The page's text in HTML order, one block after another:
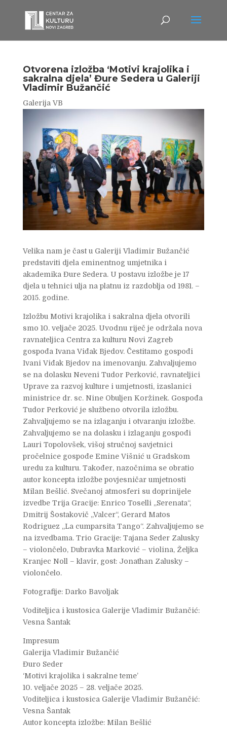
Otvorena izložba ‘Motivi krajolika i
sakralna djela’ Đure Sedera u Galeriji
Vladimir Bužančić
Galerija VB
Velika nam je čast u Galeriji Vladimir Bužančić
predstaviti djela eminentnog umjetnika i
akademika Đure Sedera. U postavu izložbe je 17
djela u tehnici ulja na platnu iz razdoblja od 1981. –
2015. godine.
Izložbu Motivi krajolika i sakralna djela otvorili
smo 10. veljače 2025. Uvodnu riječ je održala nova
ravnateljica Centra za kulturu Novi Zagreb
gospođa Ivana Viđak Bjedov. Čestitamo gospođi
Ivani Viđak Bjedov na imenovanju. Zahvaljujemo
se na dolasku Neveni Tudor Perković, ravnateljici
Uprave za razvoj kulture i umjetnosti, izaslanici
ministrice dr. sc. Nine Obuljen Koržinek. Gospođa
Tudor Perković je službeno otvorila izložbu.
Zahvaljujemo se na izlaganju i otvaranju izložbe.
Zahvaljujemo se na dolasku i izlaganju gospođi
Lauri Topolovšek, višoj stručnoj savjetnici
pročelnice gospođe Emine Višnić u Gradskom
uredu za kulturu. Također, nazočnima se obratio
autor koncepta izložbe povjesničar umjetnosti
Milan Bešlić. Svečanoj atmosferi su doprinijele
izvedbe Trija Gracije: Enrico Toselli „Serenata“,
Dmitrij Šostakovič „Valcer“, Gerard Matos
Rodriguez „La cumparsita Tango“. Zahvaljujemo se
na izvedbama. Trio Gracije: Tajana Seder Zalusky
– violončelo, Dubravka Marković – violina, Željka
Kranjec Noll – klavir, gost: Jonathan Zalusky –
violončelo.
Fotografije: Darko Bavoljak
Voditeljica i kustosica Galerije Vladimir Bužančić:
Vesna Šantak
Impresum
Galerija Vladimir Bužančić
Đuro Seder
‘Motivi krajolika i sakralne teme’
10. veljače 2025 – 28. veljače 2025.
Voditeljica i kustosica Galerije Vladimir Bužančić:
Vesna Šantak
Autor koncepta izložbe: Milan Bešlić